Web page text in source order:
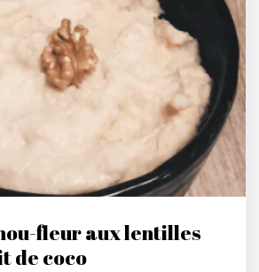
fleur aux lentilles
de coco